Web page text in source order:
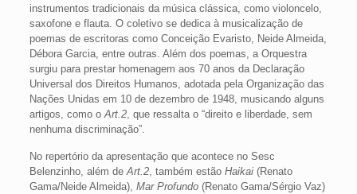
instrumentos tradicionais da música clássica, como violoncelo,
saxofone e flauta. O coletivo se dedica à musicalização de
poemas de escritoras como Conceição Evaristo, Neide Almeida,
Débora Garcia, entre outras. Além dos poemas, a Orquestra
surgiu para prestar homenagem aos 70 anos da Declaração
Universal dos Direitos Humanos, adotada pela Organização das
Nações Unidas em 10 de dezembro de 1948, musicando alguns
artigos, como o Art.2, que ressalta o “direito e liberdade, sem
nenhuma discriminação”.
No repertório da apresentação que acontece no Sesc
Belenzinho, além de Art.2, também estão Haikai (Renato
Gama/Neide Almeida), Mar Profundo(Renato Gama/Sérgio Vaz)